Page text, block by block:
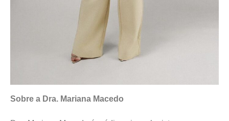
Sobre a Dra. Mariana Macedo